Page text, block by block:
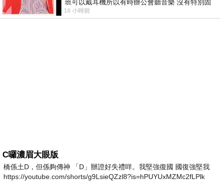
班可以戴耳機所以有時辦公會聽音樂 沒有特別固
定哪天但就是一周某一天會固定聽'90
16 小時前
C囉濃眉大眼版
橋係土D，但係夠傳神 「D」辦證好失禮咩。我堅強復國 國復強堅我
https://youtube.com/shorts/g9LsieQZzl8?is=hPUYUxMZMc2fLPlk